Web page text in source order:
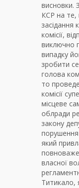
висновки.
КСР на те,
засідання
комісії,
виключно
випадку
зробити
голова
то
комісії
місцеве
облради
закону
порушення
який
власної
Титикало,